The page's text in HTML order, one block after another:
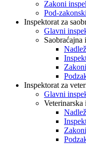
Zakoni
Pod-
Inspektorat za
Glavni
Saobraćajna
Inspektorat za
Glavni
Veterinarska